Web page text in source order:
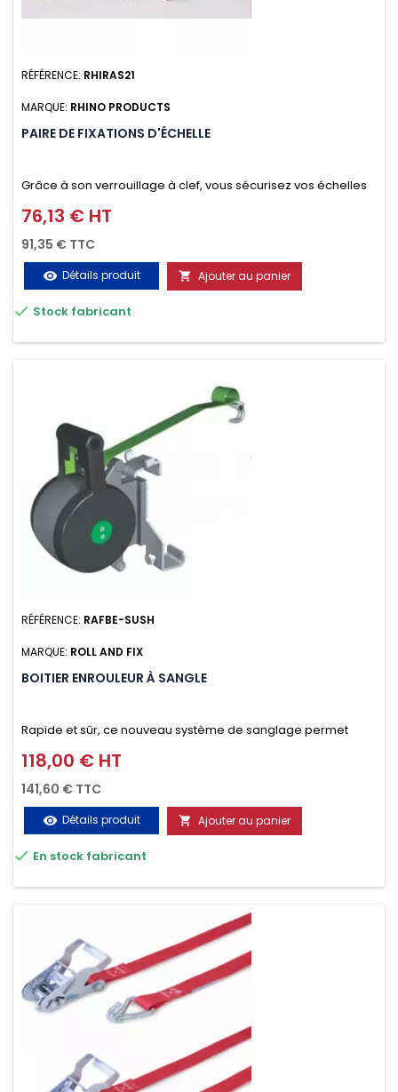
RÉFÉRENCE: RHIRAS21
MARQUE: RHINO PRODUCTS
PAIRE DE FIXATIONS D'ÉCHELLE
Grâce à son verrouillage à clef, vous sécurisez vos échelles
d'un seul geste aussi bien contre le vol que pendant le
transport. Référence vendue par paire.
Prix
76,13 € HT
91,35 € TTC
visibility Détails produit  Ajouter au panier
 Stock fabricant
RÉFÉRENCE: RAFBE-SUSH
MARQUE: ROLL AND FIX
BOITIER ENROULEUR À SANGLE
Rapide et sûr, ce nouveau système de sanglage permet
d’arrimer le chargement sur la galerie en moins d’une
minute.
Prix
118,00 € HT
141,60 € TTC
visibility Détails produit  Ajouter au panier
 En stock fabricant